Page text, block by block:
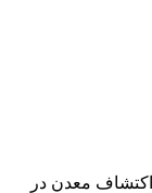
معدن در